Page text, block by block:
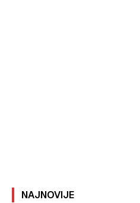
NAJNOVIJE